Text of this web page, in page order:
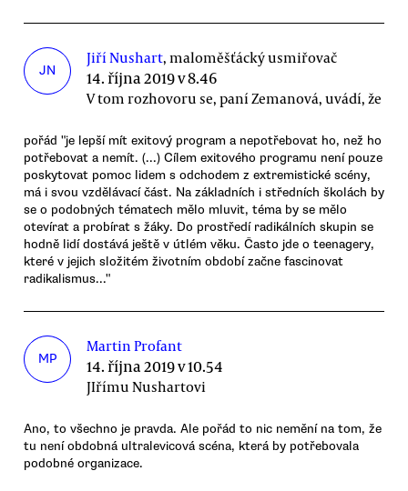
JN
Jiří Nushart, maloměšťácký usmiřovač
14. října 2019 v 8.46
V tom rozhovoru se, paní Zemanová, uvádí, že
pořád "je lepší mít exitový program a nepotřebovat ho, než ho
potřebovat a nemít. (...) Cílem exitového programu není pouze
poskytovat pomoc lidem s odchodem z extremistické scény,
má i svou vzdělávací část. Na základních i středních školách by
se o podobných tématech mělo mluvit, téma by se mělo
otevírat a probírat s žáky. Do prostředí radikálních skupin se
hodně lidí dostává ještě v útlém věku. Často jde o teenagery,
které v jejich složitém životním období začne fascinovat
radikalismus..."
MP
Martin Profant
14. října 2019 v 10.54
JIřímu Nushartovi
Ano, to všechno je pravda. Ale pořád to nic nemění na tom, že
tu není obdobná ultralevicová scéna, která by potřebovala
podobné organizace.